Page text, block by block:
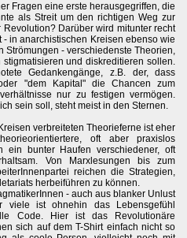
Fragen eine erste herausgegriffen, die
als Streit um den richtigen Weg zur
Darüber wird mitunter recht
- in anarchistischen Kreisen ebenso wie
Strömungen - verschiedenste Theorien,
und diskreditieren sollen.
Gedankengänge, z.B. der, dass
"dem Kapital" die Chancen zum
nur zu festigen vermögen.
sein soll, steht meist in den Sternen.
verbreiteten Theorieferne ist eher
oft aber praxislos
ein bunter Haufen verschiedener, oft
Von Marxlesungen bis zum
reichen die Strategien,
herbeiführen zu können.
- auch aus blanker Unlust
viele ist ohnehin das Lebensgefühl
Code. Hier ist das Revolutionäre
sich auf dem T-Shirt einfach nicht so